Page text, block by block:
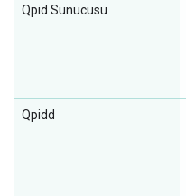
Qpid Sunucusu
Qpidd